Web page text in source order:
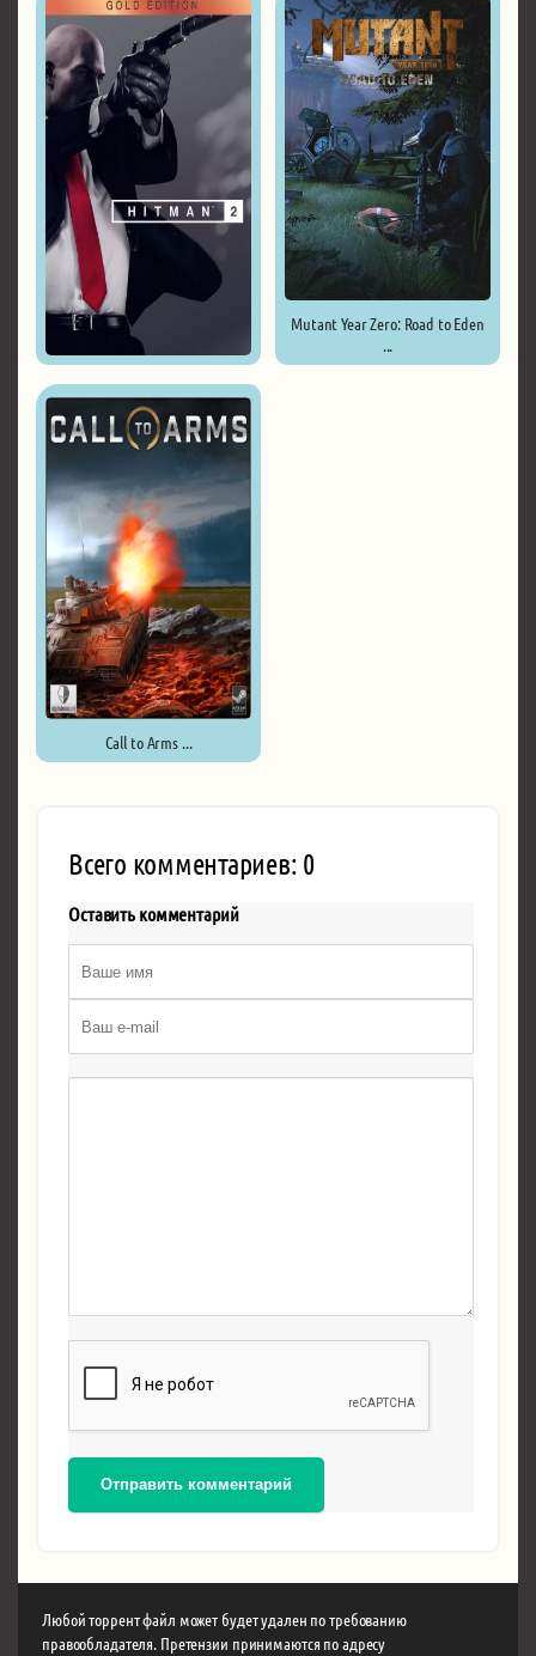
Mutant Year Zero: Road to Eden
...
Call to Arms ...
Всего комментариев: 0
Оставить комментарий
Отправить комментарий
Любой торрент файл может будет удален по требованию
правообладателя. Претензии принимаются по адресу